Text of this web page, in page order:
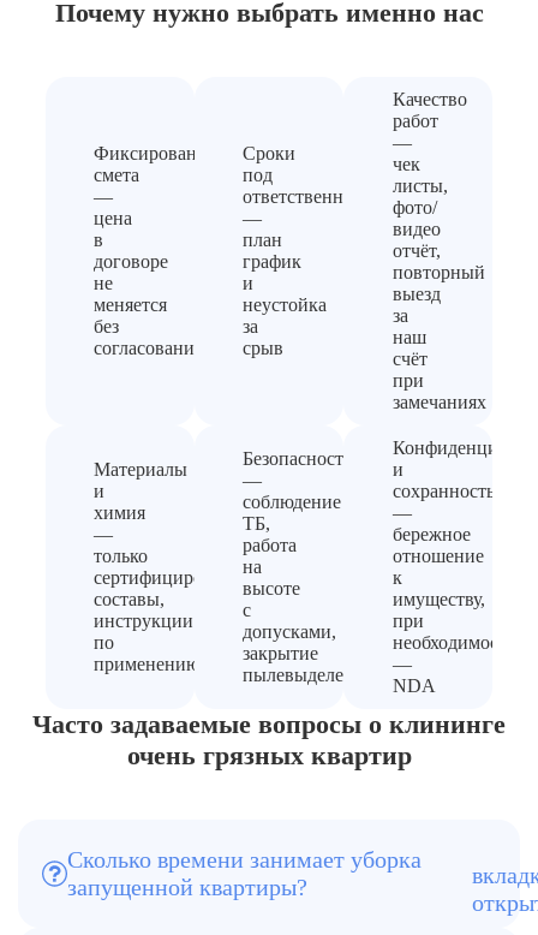
Почему нужно выбрать именно нас
Фиксированная
смета
—
цена
в
договоре
не
меняется
без
согласования
Сроки
под
ответственность
—
план
график
и
неустойка
за
срыв
Качество
работ
—
чек
листы,
фото/
видео
отчёт,
повторный
выезд
за
наш
счёт
при
замечаниях
Материалы
и
химия
—
только
сертифицированные
составы,
инструкции
по
применению
Безопасность
—
соблюдение
ТБ,
работа
на
высоте
с
допусками,
закрытие
пылевыделения
и
сохранность
—
бережное
отношение
к
имуществу,
при
необходимости
—
NDA
Часто задаваемые вопросы о клининге
очень грязных квартир
Сколько времени занимает уборка
запущенной квартиры?
В среднем от 6 до 12 часов, в
зависимости от состояния и площади